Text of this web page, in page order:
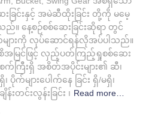
ခြင်းနှင့် အမဲဆီထိုးခြင်း တို့ကို မမေ့
။ နေ့စဉ်စစ်ဆေးခြင်းဆိုရာ တွင်
များကို လုပ်ဆောင်ရန်လိုအပ်ပါသည်။
အမြင်ဖြင့် လှည့်ပတ်ကြည့်ရှုစစ်ဆေး
စက်ကြီးရှိ အစိတ်အပိုင်းများ၏ ဆီ၊
ပိုက်များပေါက်နေ ခြင်း ရှိ/မရှိ၊
ျိန်းတင်းလွန်းခြင်း ၊ Read more…